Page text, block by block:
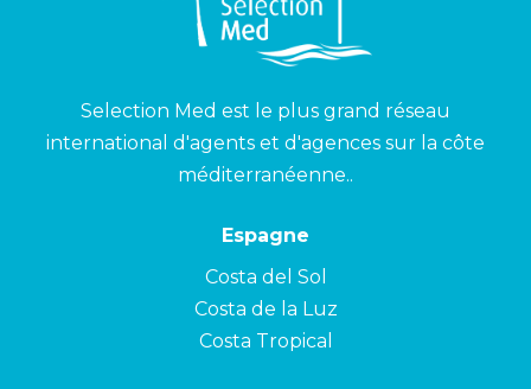
Selection Med est le plus grand réseau
international d'agents et d'agences sur la côte
méditerranéenne..
Espagne
Costa del Sol
Costa de la Luz
Costa Tropical